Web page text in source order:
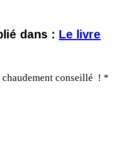
dans : Le livre
chaudement conseillé ! *